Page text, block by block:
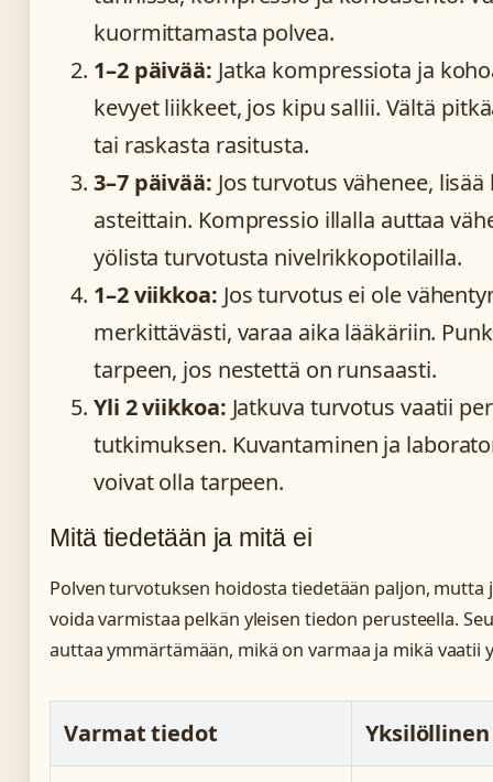
kuormittamasta polvea.
1–2 päivää: Jatka kompressiota ja
kevyet liikkeet, jos kipu sallii. Vältä
tai raskasta rasitusta.
3–7 päivää: Jos turvotus vähenee,
asteittain. Kompressio illalla auttaa
yölista turvotusta nivelrikkopotilailla.
1–2 viikkoa: Jos turvotus ei ole
merkittävästi, varaa aika lääkäriin.
tarpeen, jos nestettä on runsaasti.
Yli 2 viikkoa: Jatkuva turvotus vaatii
tutkimuksen. Kuvantaminen ja
voivat olla tarpeen.
Mitä tiedetään ja mitä ei
Polven turvotuksen hoidosta tiedetään paljon, mutta
voida varmistaa pelkän yleisen tiedon perusteella.
auttaa ymmärtämään, mikä on varmaa ja mikä vaatii
Varmat tiedot